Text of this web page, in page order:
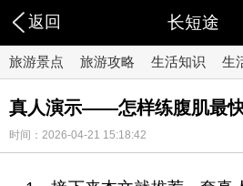
返回 长短途
旅游景点 旅游攻略 生活知识 生
真人演示——怎样练腹肌最
时间：2026-04-21 15:18:42